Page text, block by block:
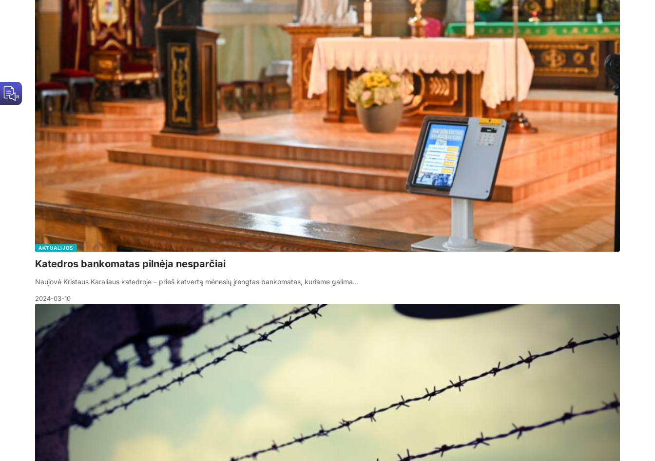
AKTUALIJOS
Katedros bankomatas pilnėja nesparčiai
Naujovė Kristaus Karaliaus katedroje – prieš ketvertą mėnesių įrengtas bankomatas, kuriame galima…
2024-03-10